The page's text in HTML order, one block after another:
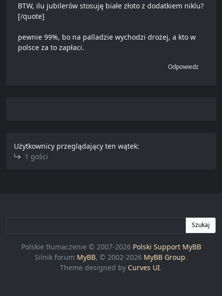
BTW, ilu jubilerów stosuję białe złoto z dodatkiem niklu?
[/quote]
pewnie 99%, bo na palladzie wychodzi drożej, a kto w
polsce za to zapłaci.
Odpowiedz
Użytkownicy przeglądający ten wątek:
1 gości
Szukaj
Polskie tłumaczenie © 2007-2026 Polski Support MyBB
Silnik forum MyBB, © 2002-2026 MyBB Group.
Theme designed by Curves UI.